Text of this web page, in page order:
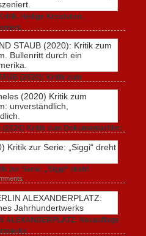
Heilige Kreaturen,
(2020): Kritik zum
(2020) Kritik zum Dokumentarfilm:
zur Serie: „Siggi“ dreht
ALEXANDERPLATZ: Neuauflage